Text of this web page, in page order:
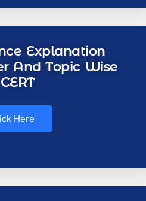
Explanation
And Topic Wise
Here